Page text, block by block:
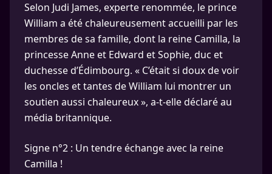
Selon Judi James, experte renommée, le prince
William a été chaleureusement accueilli par les
membres de sa famille, dont la reine Camilla, la
princesse Anne et Edward et Sophie, duc et
duchesse d’Édimbourg. « C’était si doux de voir
les oncles et tantes de William lui montrer un
soutien aussi chaleureux », a-t-elle déclaré au
média britannique.
Signe n°2 : Un tendre échange avec la reine
Camilla !